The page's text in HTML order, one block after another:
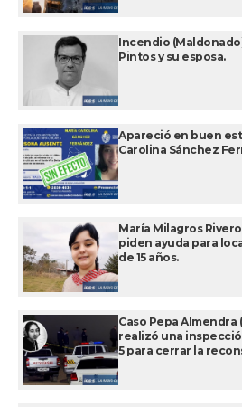
Incendio
Pintos y su esposa.
Apareció en buen
Carolina Sánchez
María Milagros
piden ayuda para
de 15 años.
Caso Pepa Almendra
realizó una
5 para cerrar la